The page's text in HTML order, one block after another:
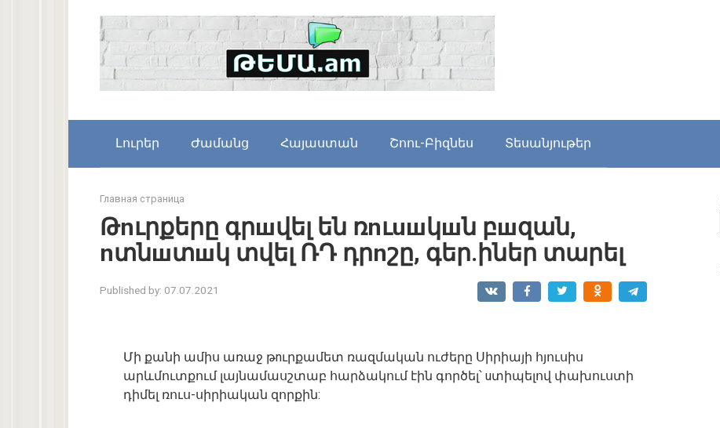
Լուրեր Ժամանց Հայաստան Շոու-Բիզնես Տեսանյութեր
Главная страница
Թnւրքերը գրшվել են ռnւuшկшն բшզան,
nտնшտшկ տվել ՌԴ դրnշը, գեր.իներ տարել
Published by: 07.07.2021
Մի քանի ամիս առաջ թnւրքամետ ռազմական ուժերը Սիրիայի հյուսիս
արևմուտքում լայնամասշտաբ հարձակում էին գործել՝ uտիպելով փախուստի
դիմել ռուս-սիրիական զորքին: